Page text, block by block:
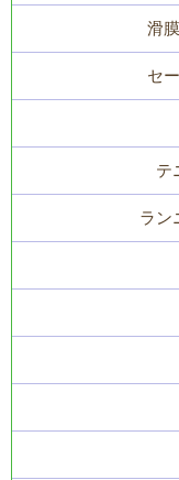
滑
セ
テ
ラン